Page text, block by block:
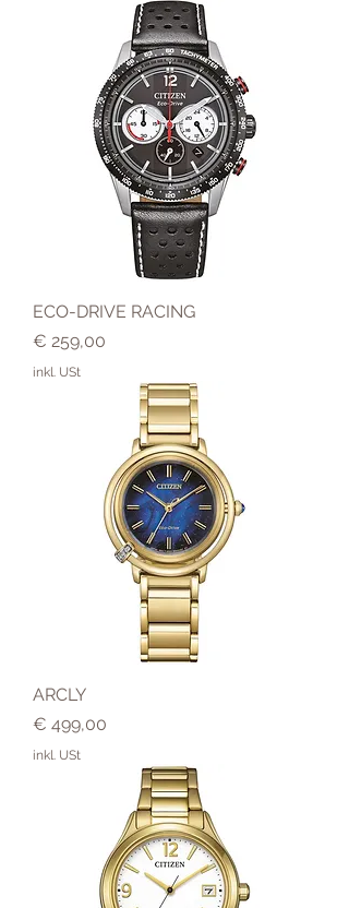
ECO-DRIVE RACING
Preis
€ 259,00
inkl. USt
ARCLY
Preis
€ 499,00
inkl. USt